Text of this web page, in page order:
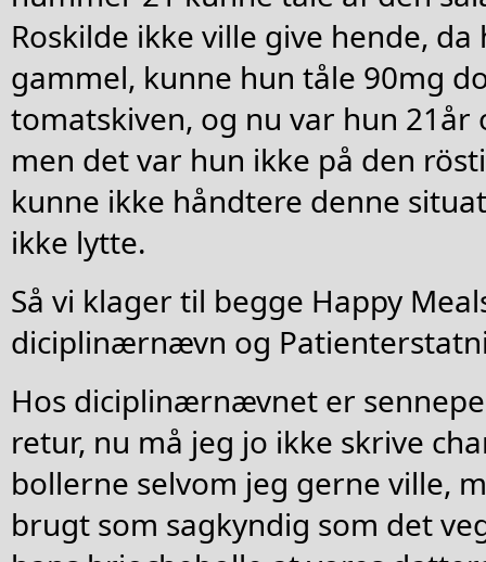
Roskilde ikke ville give hende,
gammel, kunne hun tåle 90mg
tomatskiven, og nu var hun 21år
men det var hun ikke på den
kunne ikke håndtere denne
ikke lytte.
Så vi klager til begge Happy
diciplinærnævn og
Hos diciplinærnævnet er
retur, nu må jeg jo ikke skrive
bollerne selvom jeg gerne ville,
brugt som sagkyndig som det